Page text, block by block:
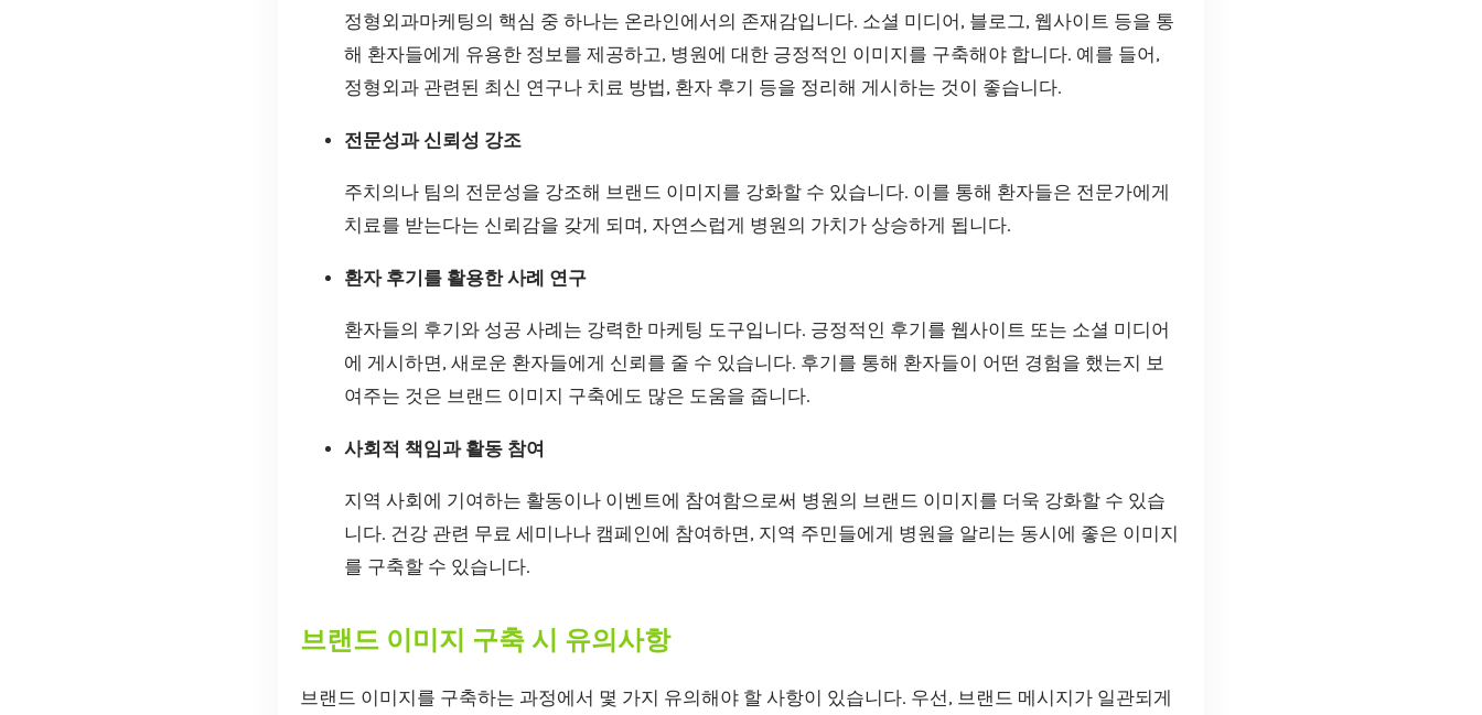
정형외과마케팅의 핵심 중 하나는 온라인에서의 존재감입니다. 소셜 미디어, 블로그, 웹사이트 등을 통
해 환자들에게 유용한 정보를 제공하고, 병원에 대한 긍정적인 이미지를 구축해야 합니다. 예를 들어,
정형외과 관련된 최신 연구나 치료 방법, 환자 후기 등을 정리해 게시하는 것이 좋습니다.
전문성과 신뢰성 강조
주치의나 팀의 전문성을 강조해 브랜드 이미지를 강화할 수 있습니다. 이를 통해 환자들은 전문가에게
치료를 받는다는 신뢰감을 갖게 되며, 자연스럽게 병원의 가치가 상승하게 됩니다.
환자 후기를 활용한 사례 연구
환자들의 후기와 성공 사례는 강력한 마케팅 도구입니다. 긍정적인 후기를 웹사이트 또는 소셜 미디어
에 게시하면, 새로운 환자들에게 신뢰를 줄 수 있습니다. 후기를 통해 환자들이 어떤 경험을 했는지 보
여주는 것은 브랜드 이미지 구축에도 많은 도움을 줍니다.
사회적 책임과 활동 참여
지역 사회에 기여하는 활동이나 이벤트에 참여함으로써 병원의 브랜드 이미지를 더욱 강화할 수 있습
니다. 건강 관련 무료 세미나나 캠페인에 참여하면, 지역 주민들에게 병원을 알리는 동시에 좋은 이미지
를 구축할 수 있습니다.
브랜드 이미지 구축 시 유의사항
브랜드 이미지를 구축하는 과정에서 몇 가지 유의해야 할 사항이 있습니다. 우선, 브랜드 메시지가 일관되게